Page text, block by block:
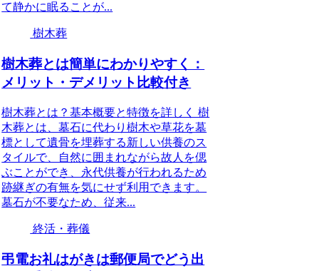
て静かに眠ることが...
樹木葬
樹木葬とは簡単にわかりやすく：
メリット・デメリット比較付き
樹木葬とは？基本概要と特徴を詳しく 樹
木葬とは、墓石に代わり樹木や草花を墓
標として遺骨を埋葬する新しい供養のス
タイルで、自然に囲まれながら故人を偲
ぶことができ、永代供養が行われるため
跡継ぎの有無を気にせず利用できます。
墓石が不要なため、従来...
終活・葬儀
弔電お礼はがきは郵便局でどう出